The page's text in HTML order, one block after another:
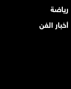
رياضة
أخبار الفن